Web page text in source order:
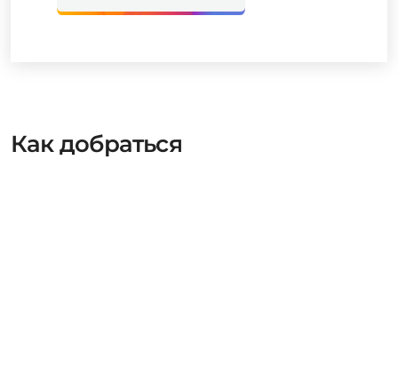
Как добраться